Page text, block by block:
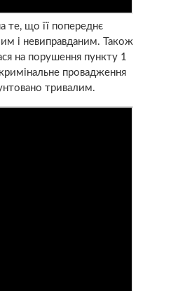
те, що її попереднє
і невиправданим. Також
на порушення пункту 1
провадження
тривалим.